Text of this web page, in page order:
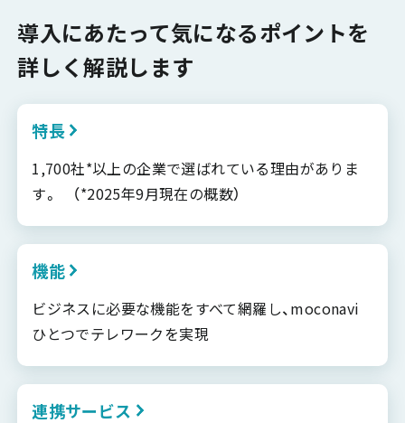
導入にあたって気になるポイントを
詳しく解説します
特長
1,700社*以上の企業で選ばれている理由がありま
す。 （*2025年9月現在の概数）
機能
ビジネスに必要な機能をすべて網羅し、moconavi
ひとつでテレワークを実現
連携サービス